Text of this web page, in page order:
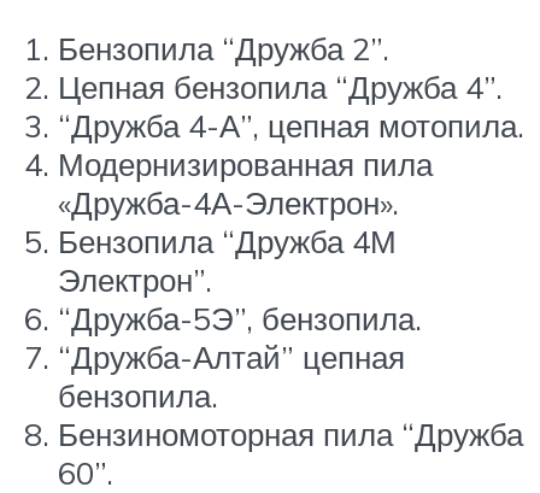
Бензопила “Дружба 2”.
Цепная бензопила “Дружба 4”.
“Дружба 4-А”, цепная мотопила.
Модернизированная пила
«Дружба-4А-Электрон».
Бензопила “Дружба 4М
Электрон”.
“Дружба-5Э”, бензопила.
“Дружба-Алтай” цепная
бензопила.
Бензиномоторная пила “Дружба
60”.